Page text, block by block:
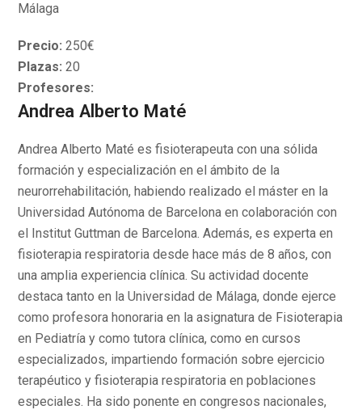
Málaga
Precio: 250€
Plazas: 20
Profesores:
Andrea Alberto Maté
Andrea Alberto Maté es fisioterapeuta con una sólida
formación y especialización en el ámbito de la
neurorrehabilitación, habiendo realizado el máster en la
Universidad Autónoma de Barcelona en colaboración con
el Institut Guttman de Barcelona. Además, es experta en
fisioterapia respiratoria desde hace más de 8 años, con
una amplia experiencia clínica. Su actividad docente
destaca tanto en la Universidad de Málaga, donde ejerce
como profesora honoraria en la asignatura de Fisioterapia
en Pediatría y como tutora clínica, como en cursos
especializados, impartiendo formación sobre ejercicio
terapéutico y fisioterapia respiratoria en poblaciones
especiales. Ha sido ponente en congresos nacionales,